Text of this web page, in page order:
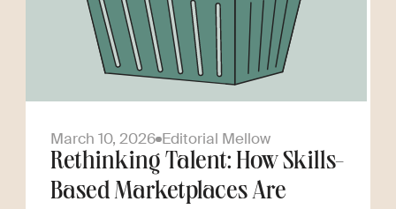
March 10, 2026 Editorial Mellow
Rethinking Talent: How Skills-
Based Marketplaces Are